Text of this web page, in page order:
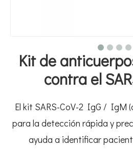
Kit de
contra el
El kit SARS-CoV-2 IgG / IgM
para la detección rápida y
ayuda a identificar